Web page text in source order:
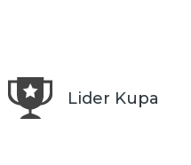
Lider Kupa